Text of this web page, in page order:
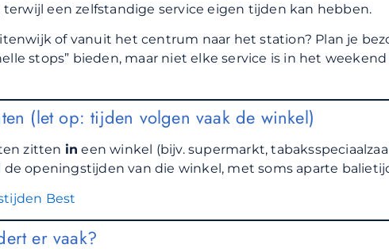
een zelfstandige service eigen tijden kan hebben.
of vanuit het centrum naar het station? Plan je
stops” bieden, maar niet elke service is in het weekend
(let op: tijden volgen vaak de winkel)
zitten in een winkel (bijv. supermarkt,
openingstijden van die winkel, met soms aparte
Best
er vaak?